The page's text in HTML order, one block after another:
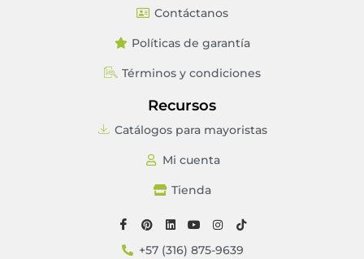
Contáctanos
Políticas de garantía
Términos y condiciones
Recursos
Catálogos para mayoristas
Mi cuenta
Tienda
+57 (316) 875-9639